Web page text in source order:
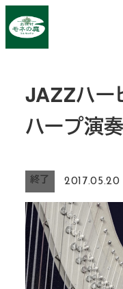
イ
ン
JAZZハー
ハープ演
終了 2017.05.20